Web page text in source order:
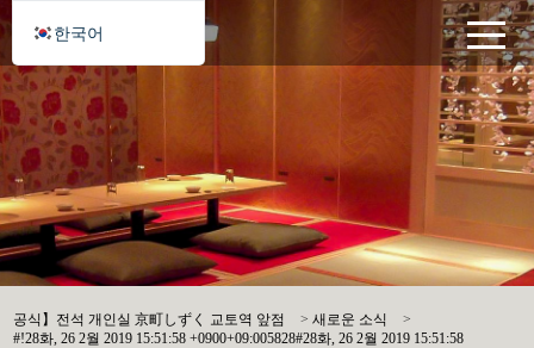
공식】전석 개인실 京町しずく 교토역 앞점 >새로운 소식
>
#!28화, 26 2월 2019 15:51:58 +0900+09:005828#28화, 26 2월 2019 15:51:58
한국어